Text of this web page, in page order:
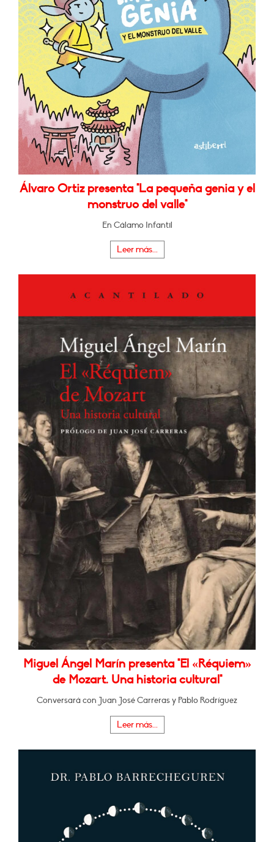
Álvaro Ortiz presenta "La pequeña genia y el
monstruo del valle"
En Cálamo Infantil
Leer más...
Miguel Ángel Marín presenta "El «Réquiem»
de Mozart. Una historia cultural"
Conversará con Juan José Carreras y Pablo Rodríguez
Leer más...